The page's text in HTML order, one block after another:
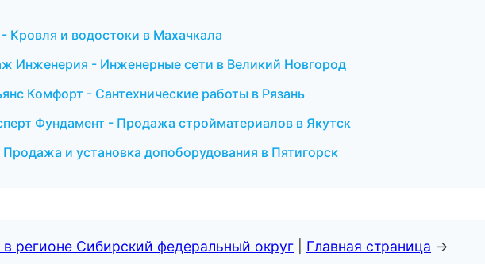
Кровля и водостоки в Махачкала
Инженерия - Инженерные сети в Великий Новгород
Комфорт - Сантехнические работы в Рязань
Фундамент - Продажа стройматериалов в Якутск
и установка допоборудования в Пятигорск
регионе Сибирский федеральный округ Главная страница →